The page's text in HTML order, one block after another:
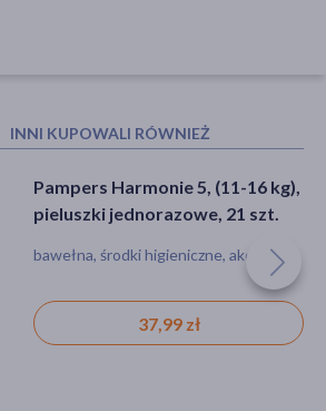
INNI KUPOWALI RÓWNIEŻ
Bepanthen Baby, maść
ochronna, 100 g
maść, odparzenia, pieluszkowe
zapalenie skóry, podrażnienie, dla
alergików, bez konserwantów, bez
barwników, bez substancji
zapachowych, bez sztucznych
barwników
36,99 zł
Pampers Harmonie 5, (11-16 kg),
pieluszki jednorazowe, 21 szt.
bawełna, środki higieniczne, akcesoria
37,99 zł